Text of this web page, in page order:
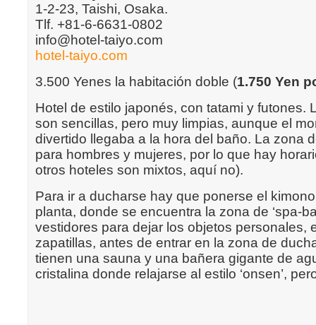
1-2-23, Taishi, Osaka.
Tlf. +81-6-6631-0802
info@hotel-taiyo.com
hotel-taiyo.com
3.500 Yenes la habitación doble (1.750 Yen
Hotel de estilo japonés, con tatami y futones.
son sencillas, pero muy limpias, aunque el
divertido llegaba a la hora del baño. La zona
para hombres y mujeres, por lo que hay
otros hoteles son mixtos, aquí no).
Para ir a ducharse hay que ponerse el
planta, donde se encuentra la zona de ‘spa-
vestidores para dejar los objetos personales,
zapatillas, antes de entrar en la zona de
tienen una sauna y una bañera gigante de
cristalina donde relajarse al estilo ‘onsen’,